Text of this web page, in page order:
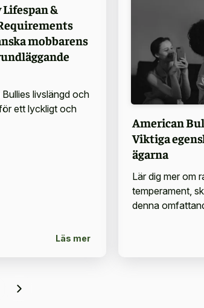
&
mobbarens
livslängd och
ett lyckligt och
Läs mer
American
Viktiga
ägarna
Lär dig mer om
temperament,
denna